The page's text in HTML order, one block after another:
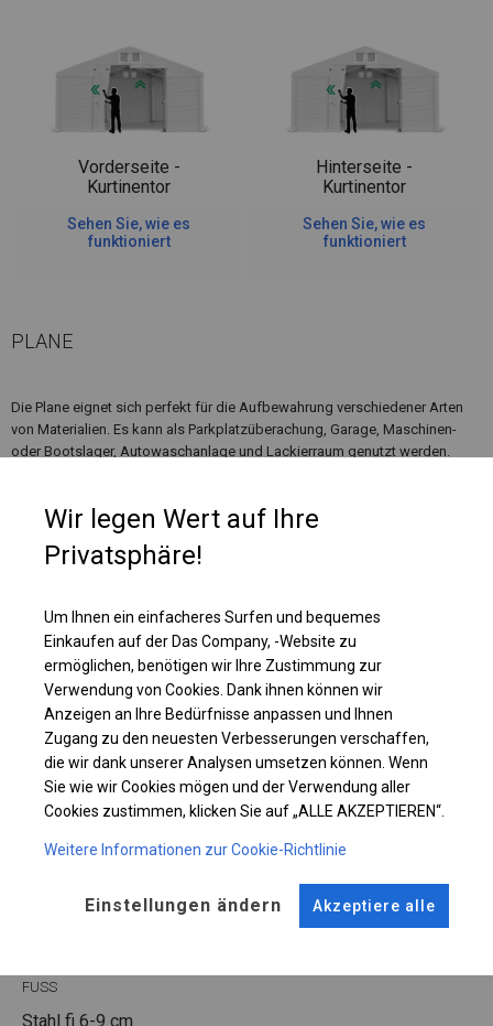
Vorderseite -
Kurtinentor
Sehen Sie, wie es
funktioniert
Hinterseite -
Kurtinentor
Sehen Sie, wie es
funktioniert
PLANE
Die Plane eignet sich perfekt für die Aufbewahrung verschiedener Arten
von Materialien. Es kann als Parkplatzüberachung, Garage, Maschinen-
oder Bootslager, Autowaschanlage und Lackierraum genutzt werden.
Lagerzelt nachzudenken, in dem Sie Ihre Materialien sicher aufbewahren
Einzelheiten ansehen
KONSTRUKTION
SUMMER
ANSCHLÜSSE
FUSS
Stahl fi 6-9 cm
Wir legen Wert auf Ihre
Privatsphäre!
Um Ihnen ein einfacheres Surfen und bequemes
Einkaufen auf der Das Company, -Website zu
ermöglichen, benötigen wir Ihre Zustimmung zur
Verwendung von Cookies. Dank ihnen können wir
Anzeigen an Ihre Bedürfnisse anpassen und Ihnen
Zugang zu den neuesten Verbesserungen verschaffen,
die wir dank unserer Analysen umsetzen können. Wenn
Sie wie wir Cookies mögen und der Verwendung aller
Cookies zustimmen, klicken Sie auf „ALLE AKZEPTIEREN“.
Weitere Informationen zur Cookie-Richtlinie
Einstellungen ändern Akzeptiere alle